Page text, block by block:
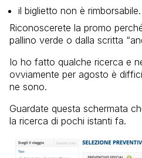
il biglietto non è rimborsabile.
Riconoscerete la promo
pallino verde o dalla scritta
Io ho fatto qualche ricerca e
ovviamente per agosto è
ne sono.
Guardate questa schermata
la ricerca di pochi istanti fa.